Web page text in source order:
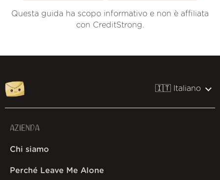
Questa guida ha scopo informativo e non è affiliata
con CreditStrong.
🇮🇹 Italiano
AZIENDA
Chi siamo
Perché Leave Me Alone